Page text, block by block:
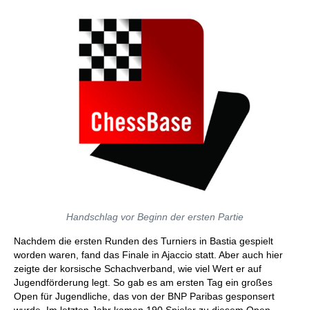
Handschlag vor Beginn der ersten Partie
Nachdem die ersten Runden des Turniers in Bastia gespielt
worden waren, fand das Finale in Ajaccio statt. Aber auch hier
zeigte der korsische Schachverband, wie viel Wert er auf
Jugendförderung legt. So gab es am ersten Tag ein großes
Open für Jugendliche, das von der BNP Paribas gesponsert